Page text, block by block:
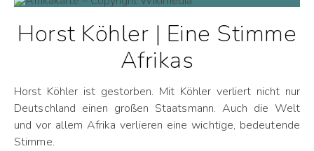
Horst Köhler | Eine Stimme
Afrikas
Horst Köhler ist gestorben. Mit Köhler verliert nicht nur
Deutschland einen großen Staatsmann. Auch die Welt
und vor allem Afrika verlieren eine wichtige, bedeutende
Stimme.